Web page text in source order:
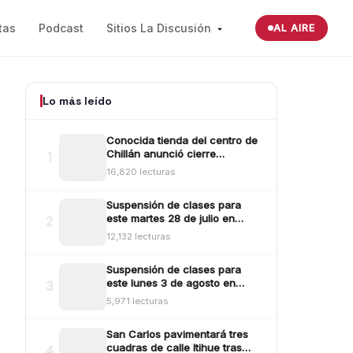
Podcast Sitios La Discusión AL AIRE
Lo más leído
Conocida tienda del centro de
Chillán anunció cierre
definitivo tras millonario robo
ocurrido la madrugada del
16,820 lecturas
Suspensión de clases para
este martes 28 de julio en
Ñuble: revisa aquí las comunas
y sectores
12,132 lecturas
Suspensión de clases para
este lunes 3 de agosto en
Ñuble: revisa las comunas
5,971 lecturas
San Carlos pavimentará tres
cuadras de calle Itihue tras